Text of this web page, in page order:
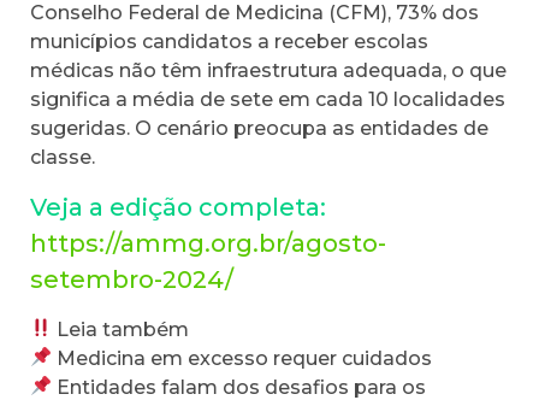
Conselho Federal de Medicina (CFM), 73% dos
municípios candidatos a receber escolas
médicas não têm infraestrutura adequada, o que
significa a média de sete em cada 10 localidades
sugeridas. O cenário preocupa as entidades de
classe.
Veja a edição completa:
https://ammg.org.br/agosto-
setembro-2024/
Leia também
Medicina em excesso requer cuidados
Entidades falam dos desafios para os